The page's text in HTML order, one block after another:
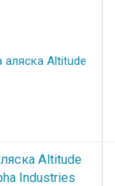
Altitude
Industries